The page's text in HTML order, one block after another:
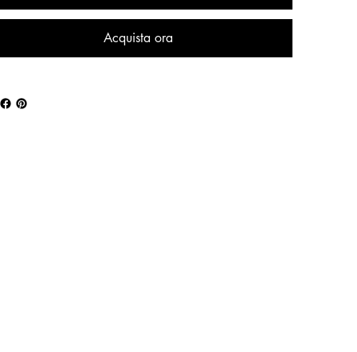
Acquista ora